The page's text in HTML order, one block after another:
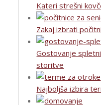
Kateri strešni
Zakaj izbrati
Gostovanje
storitve
Najboljša izbira